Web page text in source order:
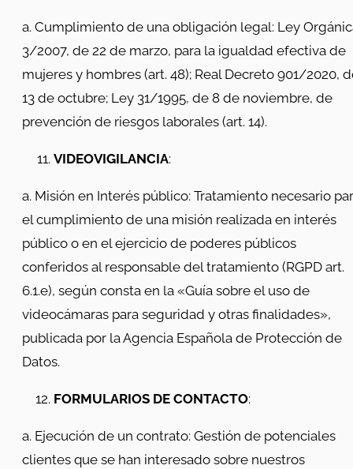
a. Cumplimiento de una obligación legal: Ley
3/2007, de 22 de marzo, para la igualdad efectiva de
mujeres y hombres (art. 48); Real Decreto 901/2020,
13 de octubre; Ley 31/1995, de 8 de noviembre, de
prevención de riesgos laborales (art. 14).
VIDEOVIGILANCIA:
a. Misión en Interés público: Tratamiento necesario
el cumplimiento de una misión realizada en interés
público o en el ejercicio de poderes públicos
conferidos al responsable del tratamiento (RGPD art.
6.1.e), según consta en la «Guía sobre el uso de
videocámaras para seguridad y otras finalidades»,
publicada por la Agencia Española de Protección de
Datos.
FORMULARIOS DE CONTACTO:
a. Ejecución de un contrato: Gestión de potenciales
clientes que se han interesado sobre nuestros